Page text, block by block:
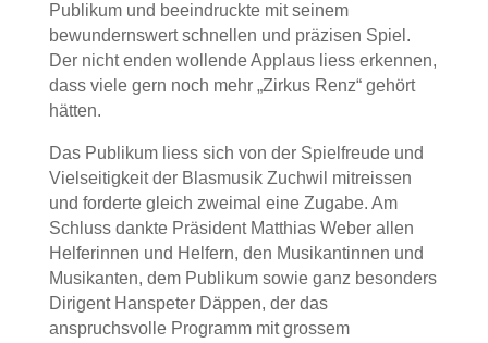
Publikum und beeindruckte mit seinem
bewundernswert schnellen und präzisen Spiel.
Der nicht enden wollende Applaus liess erkennen,
dass viele gern noch mehr „Zirkus Renz“ gehört
hätten.
Das Publikum liess sich von der Spielfreude und
Vielseitigkeit der Blasmusik Zuchwil mitreissen
und forderte gleich zweimal eine Zugabe. Am
Schluss dankte Präsident Matthias Weber allen
Helferinnen und Helfern, den Musikantinnen und
Musikanten, dem Publikum sowie ganz besonders
Dirigent Hanspeter Däppen, der das
anspruchsvolle Programm mit grossem